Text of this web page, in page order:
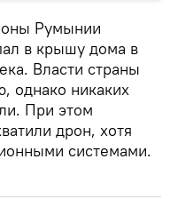
Румынии
в крышу дома в
Власти страны
однако никаких
При этом
дрон, хотя
системами.